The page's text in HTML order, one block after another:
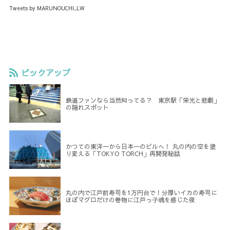
Tweets by MARUNOUCHI_LW
ピックアップ
鉄道ファンなら当然知ってる？ 東京駅「栄光と悲劇」
の隠れスポット
かつての東洋一から日本一のビルへ！ 丸の内の空を塗
り変える「TOKYO TORCH」再開発秘話
丸の内で江戸前寿司を1万円台で！分厚いイカの寿司に
ほぼマグロだけの巻物に江戸っ子魂を感じた夜